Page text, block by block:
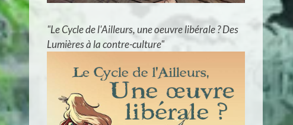
"Le Cycle de l'Ailleurs, une oeuvre libérale ? Des
Lumières à la contre-culture"